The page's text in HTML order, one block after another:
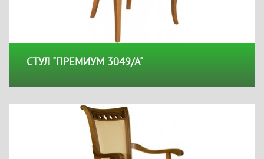
СТУЛ "ПРЕМИУМ 3049/А"